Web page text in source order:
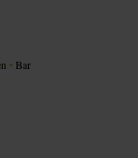
• Bar